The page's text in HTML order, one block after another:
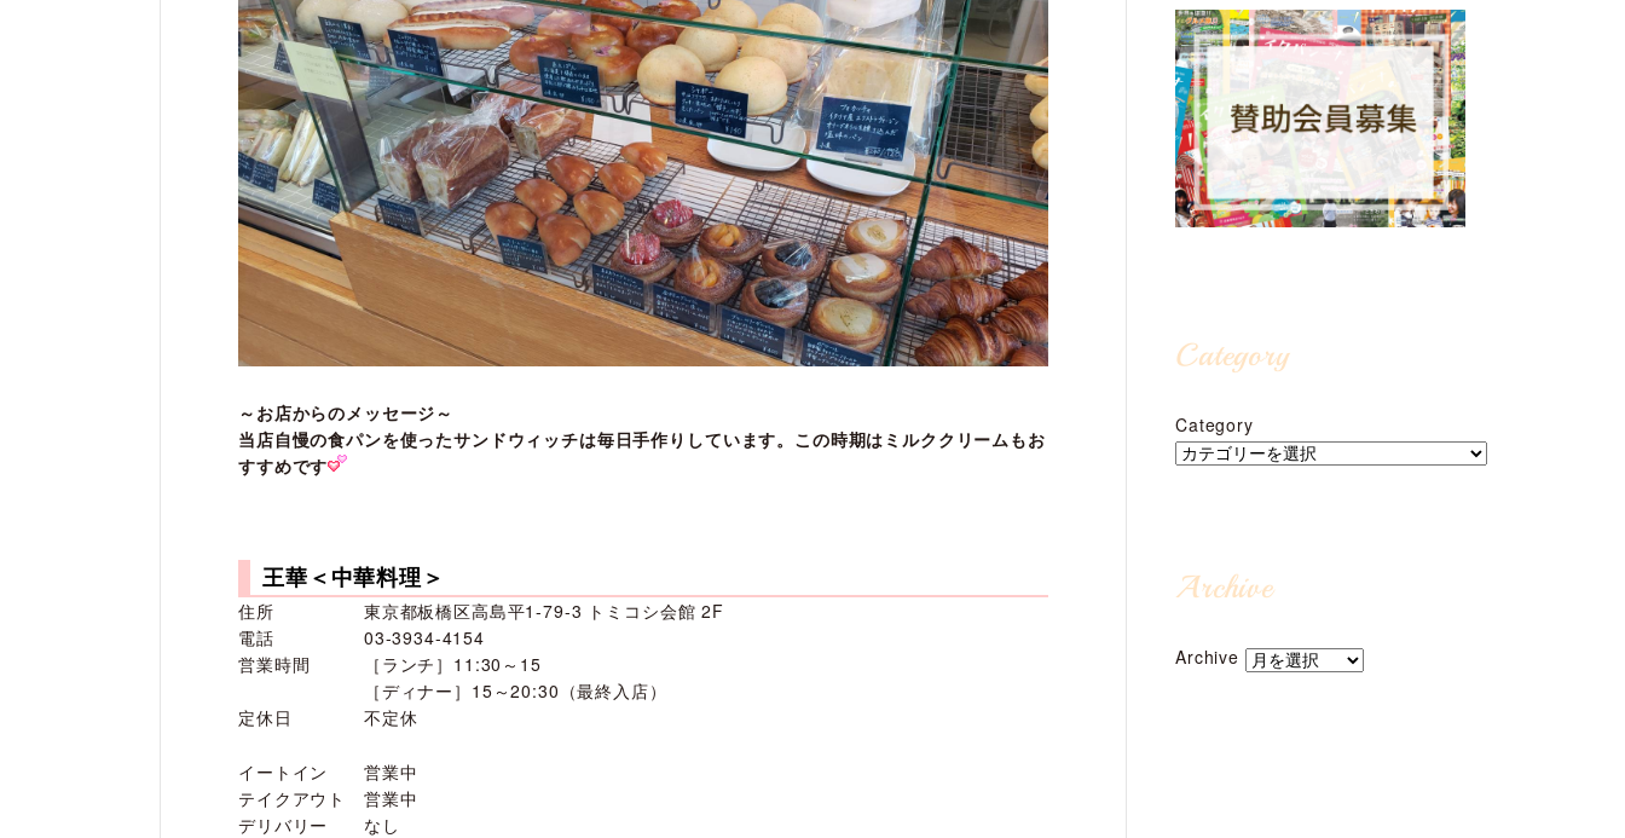
～お店からのメッセージ～
当店自慢の食パンを使ったサンドウィッチは毎日手作りしています。この時期はミルククリームもお
すすめです
王華＜中華料理＞
住所 東京都板橋区高島平1-79-3 トミコシ会館 2F
電話 03-3934-4154
営業時間 ［ランチ］11:30～15
［ディナー］15～20:30（最終入店）
定休日 不定休
イートイン 営業中
テイクアウト 営業中
デリバリー なし
Category
Category
Archive
Archive